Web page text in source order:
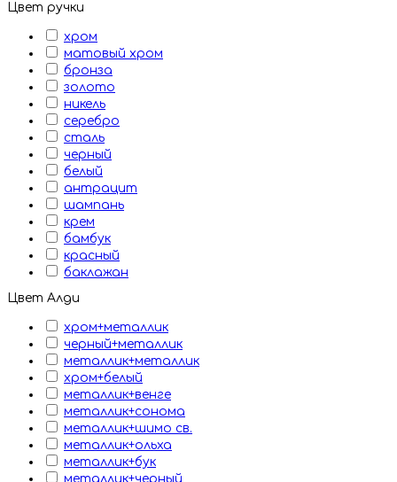
Цвет ручки
хром
матовый хром
бронза
золото
никель
серебро
сталь
черный
белый
антрацит
шампань
крем
бамбук
красный
баклажан
Цвет Алди
хром+металлик
черный+металлик
металлик+металлик
хром+белый
металлик+венге
металлик+сонома
металлик+шимо св.
металлик+ольха
металлик+бук
металлик+черный